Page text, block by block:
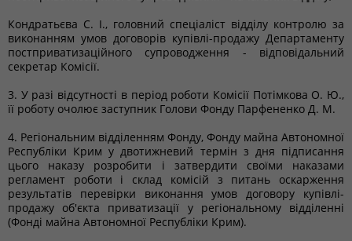
Кондратьєва С. І., головний спеціаліст відділу контролю за
виконанням умов договорів купівлі-продажу Департаменту
постприватизаційного супроводження - відповідальний
секретар Комісії.
3. У разі відсутності в період роботи Комісії Потімкова О. Ю.,
її роботу очолює заступник Голови Фонду Парфененко Д. М.
4. Регіональним відділенням Фонду, Фонду майна Автономної
Республіки Крим у двотижневий термін з дня підписання
цього наказу розробити і затвердити своїми наказами
регламент роботи і склад комісій з питань оскарження
результатів перевірки виконання умов договору купівлі-
продажу об'єкта приватизації у регіональному відділенні
(Фонді майна Автономної Республіки Крим).